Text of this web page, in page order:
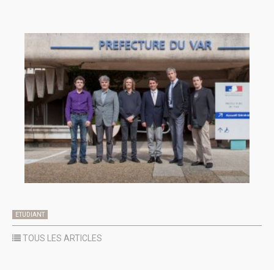
ETUDIANT
TOUS LES ARTICLES